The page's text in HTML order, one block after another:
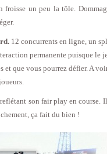
un peu la tôle.
12 concurrents en ligne, un
permanente puisque le
que vous pourrez défier. A
son fair play en course.
ça fait du bien !